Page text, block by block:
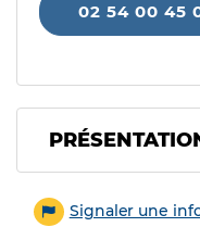
02 54 00 45
Signaler une